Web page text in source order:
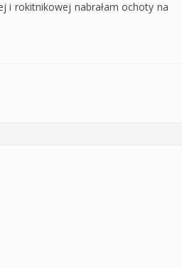
i rokitnikowej nabrałam ochoty na